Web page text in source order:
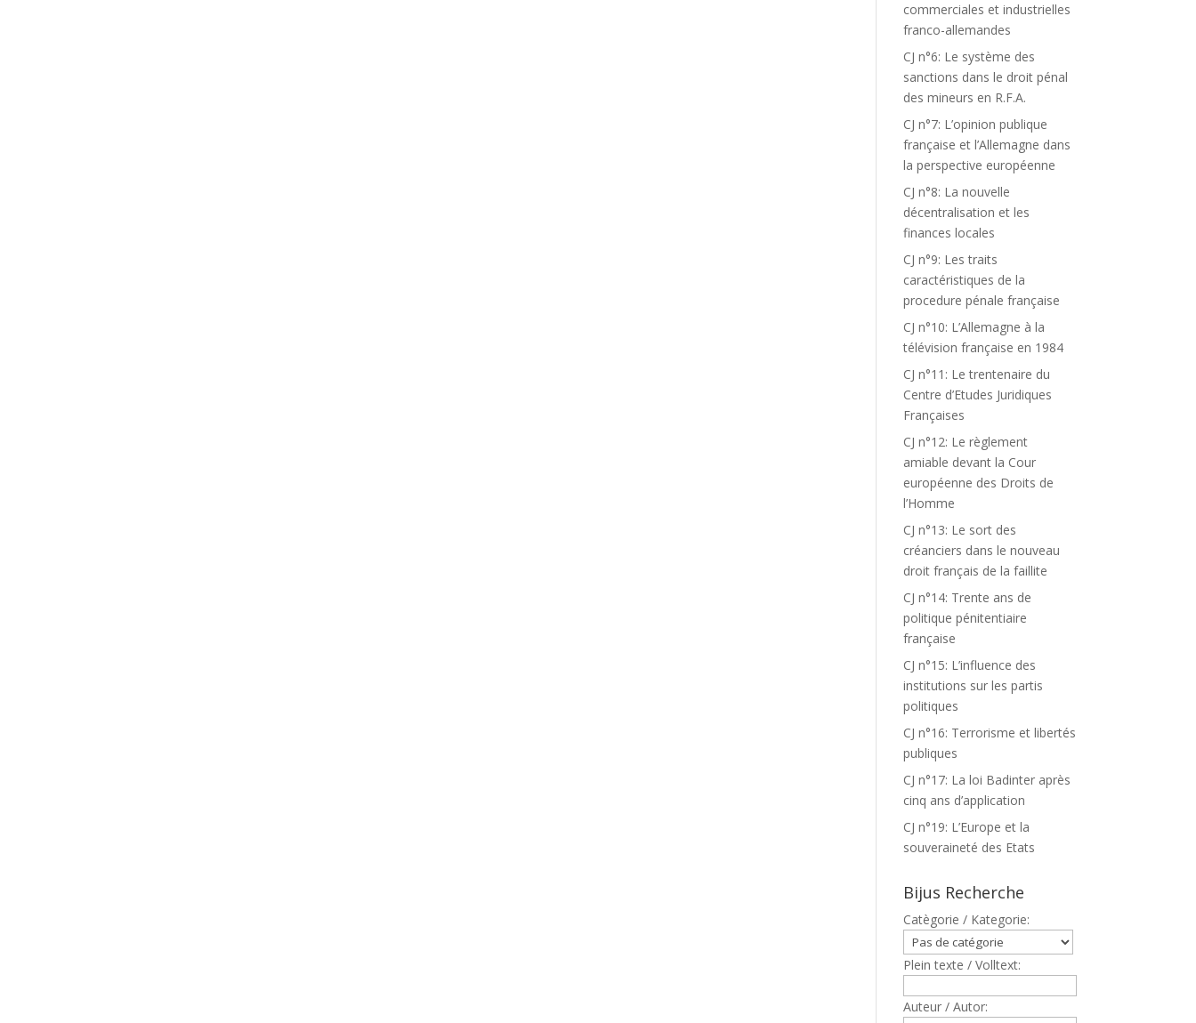
commerciales et industrielles
franco-allemandes
CJ n°6: Le système des
sanctions dans le droit pénal
des mineurs en R.F.A.
CJ n°7: L’opinion publique
française et l’Allemagne dans
la perspective européenne
CJ n°8: La nouvelle
décentralisation et les
finances locales
CJ n°9: Les traits
caractéristiques de la
procedure pénale française
CJ n°10: L’Allemagne à la
télévision française en 1984
CJ n°11: Le trentenaire du
Centre d’Etudes Juridiques
Françaises
CJ n°12: Le règlement
amiable devant la Cour
européenne des Droits de
l’Homme
CJ n°13: Le sort des
créanciers dans le nouveau
droit français de la faillite
CJ n°14: Trente ans de
politique pénitentiaire
française
CJ n°15: L’influence des
institutions sur les partis
politiques
CJ n°16: Terrorisme et libertés
publiques
CJ n°17: La loi Badinter après
cinq ans d’application
CJ n°19: L’Europe et la
souveraineté des Etats
Bijus Recherche
Catègorie / Kategorie:
Plein texte / Volltext:
Auteur / Autor: